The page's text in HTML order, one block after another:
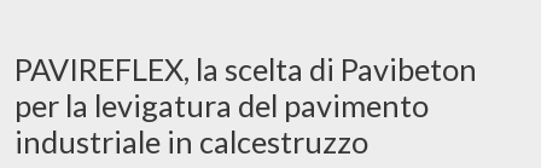
PAVIREFLEX, la scelta di Pavibeton
per la levigatura del pavimento
industriale in calcestruzzo